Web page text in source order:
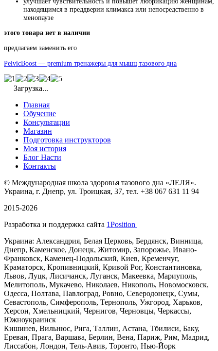
находящимся в преддверии климакса или непосредственно в
менопаузе
этого товара нет в наличии
предлагаем заменить его
PelvicBoost — premium тренажеры для мышц тазового дна
Загрузка...
Главная
Обучение
Консультации
Магазин
Подготовка инструкторов
Моя история
Блог Насти
Контакты
© Международная школа здоровья тазового дна «ЛЕЛЯ».
Украина, г. Днепр, ул. Троицкая, 37, тел. +38 067 631 11 94
2015-2026
Разработка и поддержка сайта 1Position
Украина: Александрия, Белая Церковь, Бердянск, Винница,
Днепр, Каменское, Донецк, Житомир, Запорожье, Ивано-
Франковск, Каменец-Подольский, Киев, Кременчуг,
Краматорск, Кропивницкий, Кривой Рог, Константиновка,
Львов, Луцк, Лисичанск, Луганск, Макеевка, Мариуполь,
Мелитополь, Мукачево, Николаев, Никополь, Новомосковск,
Одесса, Полтава, Павлоград, Ровно, Северодонецк, Сумы,
Севастополь, Симферополь, Тернополь, Ужгород, Харьков,
Херсон, Хмельницкий, Чернигов, Черновцы, Черкассы,
Южноукраинск
Кишинев, Вильнюс, Рига, Таллин, Астана, Тбилиси, Баку,
Ереван, Прага, Варшава, Берлин, Вена, Париж, Рим, Мадрид,
Лиссабон, Лондон, Тель-Авив, Торонто, Нью-Йорк